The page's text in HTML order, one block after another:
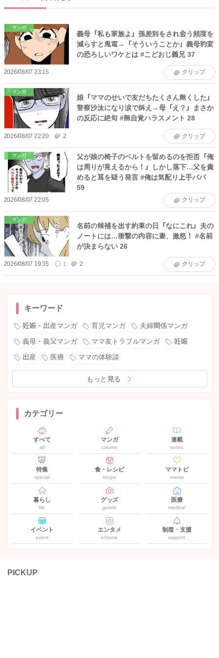
マンガ
義母「私も家族よ」孫差別をされ会う頻度を
減らすと鬼電→「そういうことか」義母豹変
の恐ろしいワケとは #こどおじ義兄 37
2026/08/07 23:15 クリップ
マンガ
娘「ママのせいで友だちたくさん無くした」
警察沙汰になり涙で訴え→母「え？」まさか
の反応に絶句 #無自覚ハラスメント 28
2026/08/07 22:20 2 クリップ
マンガ
父が娘の椅子のベルトを留めるのを拒否「俺
は周りが見えるから！」しかし落下…父を責
めると耳を疑う発言 #俺は気配り上手パパ
59
2026/08/07 22:05 クリップ
マンガ
名前の候補を出す約束の日「なにこれ」夫の
ノートには…衝撃の内容に妻、激怒！ #名前
が決まらない 26
2026/08/07 19:35 1 2 クリップ
キーワード
妊娠・出産マンガ 育児マンガ
夫婦関係マンガ
義母・義父マンガ
ママ友トラブルマンガ
妊娠
出産
医療 ママの体験談
もっと見る
カテゴリー
すべて
all
マンガ
column
連載
series
特集
special
食・レシピ
recipe
ママトピ
mama
暮らし
life
グッズ
goods
医療
medical
イベント
event
エンタメ
entame
制度・支援
support
PICKUP